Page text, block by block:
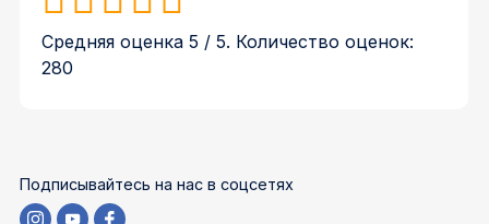
Средняя оценка5 / 5. Количество оценок:
280
Подписывайтесь на нас в соцсетях